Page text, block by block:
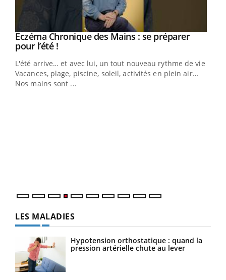
Youtube
Eczéma Chronique des Mains : se préparer
pour l’été !Youtube
L'été arrive… et avec lui, un tout nouveau rythme de vie !
Vacances, plage, piscine, soleil, activités en plein air…
Nos mains sont ...
LES MALADIES
Hypotension orthostatique : quand la
pression artérielle chute au lever